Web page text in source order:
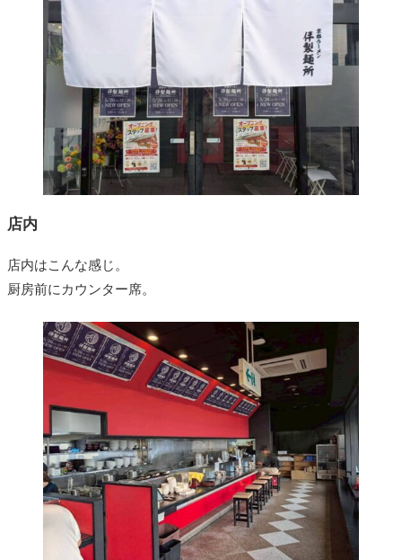
店内
店内はこんな感じ。
厨房前にカウンター席。